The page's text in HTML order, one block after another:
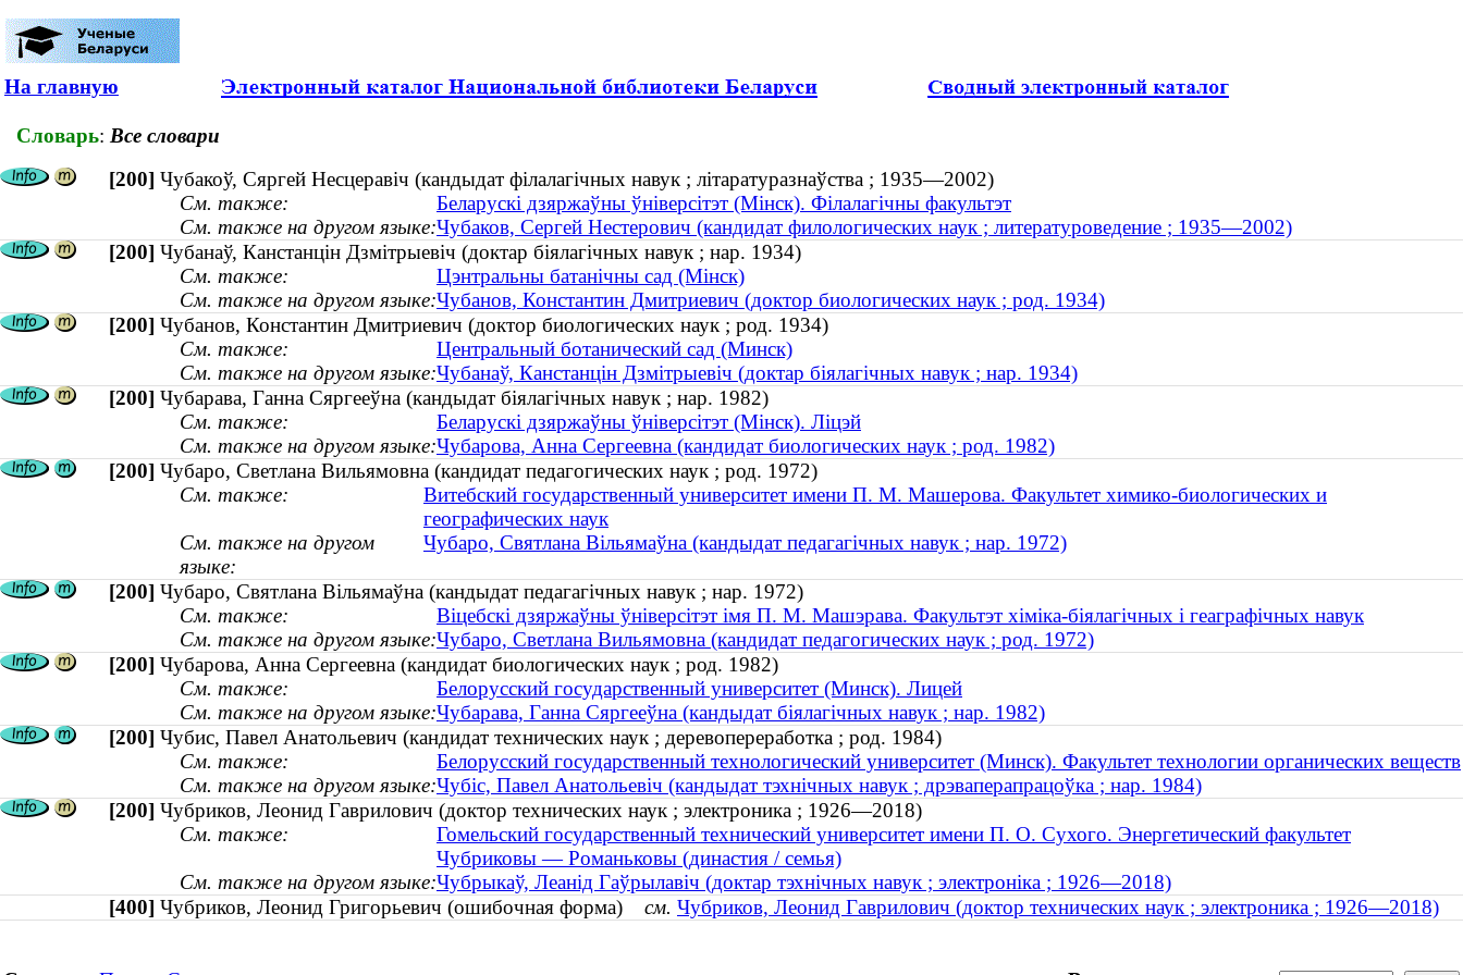
На главную
Словарь: Все словари
[200] Чубакоў, Сяргей Несцеравіч (кандыдат філалагічных навук ; літаратуразнаўства ; 1935—2002)
См. также:
Беларускі дзяржаўны ўніверсітэт (Мінск). Філалагічны факультэт
См. также на другом языке:Чубаков, Сергей Нестерович (кандидат филологических наук ; литературоведение ; 1935—2002)
[200] Чубанаў, Канстанцін Дзмітрыевіч (доктар біялагічных навук ; нар. 1934)
См. также:
Цэнтральны батанічны сад (Мінск)
См. также на другом языке:Чубанов, Константин Дмитриевич (доктор биологических наук ; род. 1934)
[200] Чубанов, Константин Дмитриевич (доктор биологических наук ; род. 1934)
См. также:
Центральный ботанический сад (Минск)
См. также на другом языке:Чубанаў, Канстанцін Дзмітрыевіч (доктар біялагічных навук ; нар. 1934)
[200] Чубарава, Ганна Сяргееўна (кандыдат біялагічных навук ; нар. 1982)
См. также:
Беларускі дзяржаўны ўніверсітэт (Мінск). Ліцэй
См. также на другом языке:Чубарова, Анна Сергеевна (кандидат биологических наук ; род. 1982)
[200] Чубаро, Светлана Вильямовна (кандидат педагогических наук ; род. 1972)
См. также:
Витебский государственный университет имени П. М. Машерова. Факультет химико-биологических и
географических наук
См. также на другом
языке:
Чубаро, Святлана Вiльямаўна (кандыдат педагагічных навук ; нар. 1972)
[200] Чубаро, Святлана Вiльямаўна (кандыдат педагагічных навук ; нар. 1972)
См. также:
Віцебскі дзяржаўны ўніверсітэт імя П. М. Машэрава. Факультэт хіміка-біялагічных і геаграфічных навук
См. также на другом языке:Чубаро, Светлана Вильямовна (кандидат педагогических наук ; род. 1972)
[200] Чубарова, Анна Сергеевна (кандидат биологических наук ; род. 1982)
См. также:
Белорусский государственный университет (Минск). Лицей
См. также на другом языке:Чубарава, Ганна Сяргееўна (кандыдат біялагічных навук ; нар. 1982)
[200] Чубис, Павел Анатольевич (кандидат технических наук ; деревопереработка ; род. 1984)
См. также:
Белорусский государственный технологический университет (Минск). Факультет технологии органических веществ
См. также на другом языке:Чубіс, Павел Анатольевіч (кандыдат тэхнічных навук ; дрэваперапрацоўка ; нар. 1984)
[200] Чубриков, Леонид Гаврилович (доктор технических наук ; электроника ; 1926—2018)
См. также:
Гомельский государственный технический университет имени П. О. Сухого. Энергетический факультет
Чубриковы — Романьковы (династия / семья)
См. также на другом языке:Чубрыкаў, Леанід Гаўрылавіч (доктар тэхнічных навук ; электроніка ; 1926—2018)
[400] Чубриков, Леонид Григорьевич (ошибочная форма) см. Чубриков, Леонид Гаврилович (доктор технических наук ; электроника ; 1926—2018)